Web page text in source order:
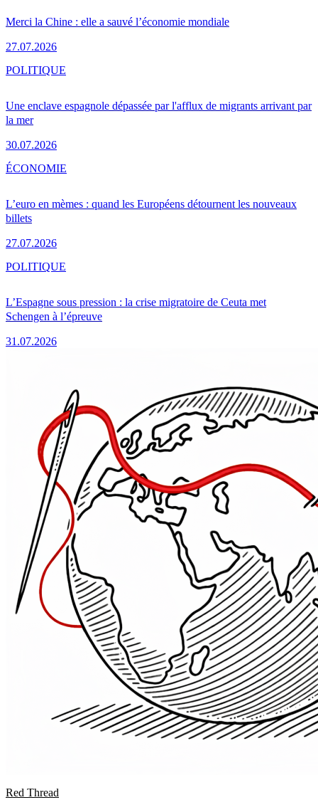
Merci la Chine : elle a sauvé l’économie mondiale
27.07.2026
Une enclave espagnole dépassée par l'afflux de migrants arrivant par
la mer
30.07.2026
POLITIQUE
L’euro en mèmes : quand les Européens détournent les nouveaux
billets
27.07.2026
ÉCONOMIE
L’Espagne sous pression : la crise migratoire de Ceuta met
Schengen à l’épreuve
31.07.2026
POLITIQUE
Red Thread